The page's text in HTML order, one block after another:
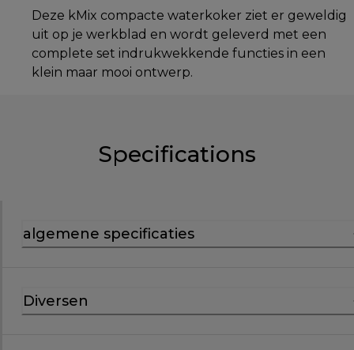
Deze kMix compacte waterkoker ziet er geweldig
uit op je werkblad en wordt geleverd met een
complete set indrukwekkende functies in een
klein maar mooi ontwerp.
Specifications
algemene specificaties
Diversen